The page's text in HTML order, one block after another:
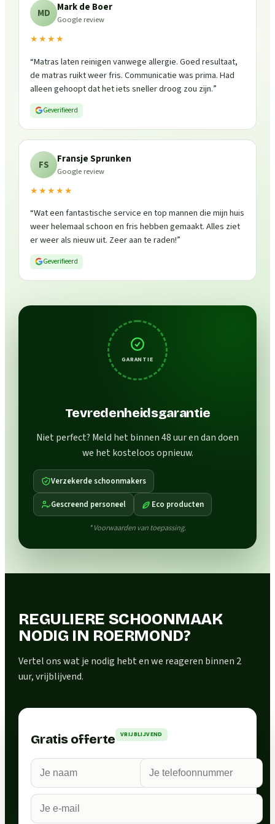
MD Mark de Boer
Google review
★★★★
“Matras laten reinigen vanwege allergie. Goed resultaat,
de matras ruikt weer fris. Communicatie was prima. Had
alleen gehoopt dat het iets sneller droog zou zijn.”
Geverifieerd
FS Fransje Sprunken
Google review
★★★★★
“Wat een fantastische service en top mannen die mijn huis
weer helemaal schoon en fris hebben gemaakt. Alles ziet
er weer als nieuw uit. Zeer aan te raden!”
Geverifieerd
GARANTIE
Tevredenheidsgarantie
Niet perfect? Meld het binnen 48 uur en dan doen
we het kosteloos opnieuw.
Verzekerde schoonmakers
Gescreend personeel Eco producten
* Voorwaarden van toepassing.
REGULIERE SCHOONMAAK
NODIG IN ROERMOND?
Vertel ons wat je nodig hebt en we reageren binnen 2
uur, vrijblijvend.
Gratis offerte VRIJBLIJVEND